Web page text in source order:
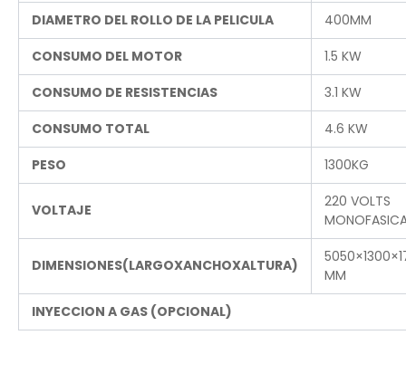
DIAMETRO DEL ROLLO DE LA PELICULA
400MM
CONSUMO DEL MOTOR
1.5 KW
CONSUMO DE RESISTENCIAS
3.1 KW
CONSUMO TOTAL
4.6 KW
PESO
1300KG
VOLTAJE
220 VOLTS
DIMENSIONES(LARGOXANCHOXALTURA)
MM
INYECCION A GAS (OPCIONAL)